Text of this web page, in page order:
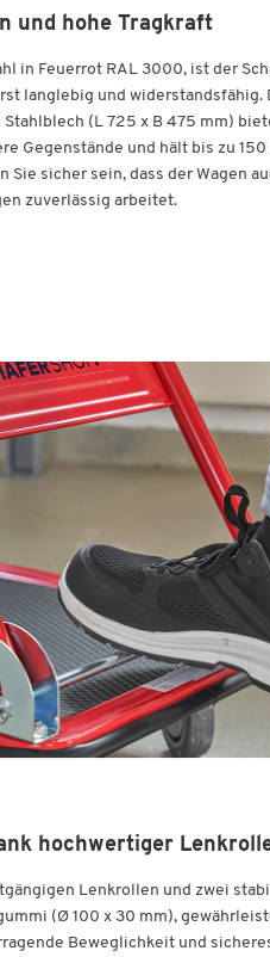
und hohe Tragkraft
in Feuerrot RAL 3000, ist der
langlebig und widerstandsfähig.
(L 725 x B 475 mm)
Gegenstände und hält bis zu 150
Sie sicher sein, dass der Wagen
zuverlässig arbeitet.
hochwertiger
Lenkrollen und zwei
(Ø 100 x 30 mm),
Beweglichkeit und